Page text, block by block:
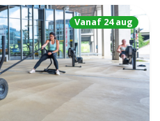
Vanaf 24 aug